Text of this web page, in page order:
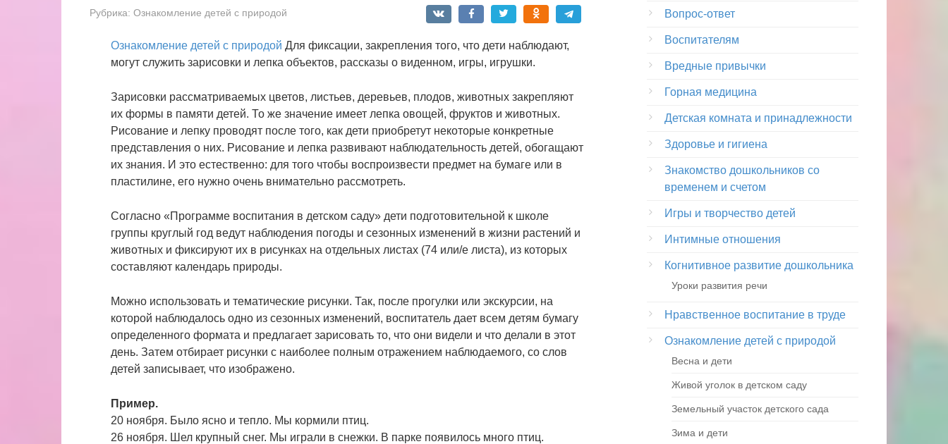
Рубрика: Ознакомление детей с природой
Ознакомление детей с природой Для фиксации, закрепления того, что дети наблюдают,
могут служить зарисовки и лепка объектов, рассказы о виденном, игры, игрушки.
Зарисовки рассматриваемых цветов, листьев, деревьев, плодов, животных закрепляют
их формы в памяти детей. То же значение имеет лепка овощей, фруктов и животных.
Рисование и лепку проводят после того, как дети приобретут некоторые конкретные
представления о них. Рисование и лепка развивают наблюдательность детей, обогащают
их знания. И это естественно: для того чтобы воспроизвести предмет на бумаге или в
пластилине, его нужно очень внимательно рассмотреть.
Согласно «Программе воспитания в детском саду» дети подготовительной к школе
группы круглый год ведут наблюдения погоды и сезонных изменений в жизни растений и
животных и фиксируют их в рисунках на отдельных листах (74 или/е листа), из которых
составляют календарь природы.
Можно использовать и тематические рисунки. Так, после прогулки или экскурсии, на
которой наблюдалось одно из сезонных изменений, воспитатель дает всем детям бумагу
определенного формата и предлагает зарисовать то, что они видели и что делали в этот
день. Затем отбирает рисунки с наиболее полным отражением наблюдаемого, со слов
детей записывает, что изображено.
Пример.
20 ноября. Было ясно и тепло. Мы кормили птиц.
26 ноября. Шел крупный снег. Мы играли в снежки. В парке появилось много птиц.
Вопрос-ответ
Воспитателям
Вредные привычки
Горная медицина
Детская комната и принадлежности
Здоровье и гигиена
Знакомство дошкольников со
временем и счетом
Игры и творчество детей
Интимные отношения
Когнитивное развитие дошкольника
Уроки развития речи
Нравственное воспитание в труде
Ознакомление детей с природой
Весна и дети
Живой уголок в детском саду
Земельный участок детского сада
Зима и дети